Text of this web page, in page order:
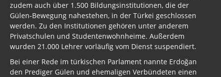
zudem auch über 1.500 Bildungsinstitutionen, die der
Gülen-Bewegung nahestehen, in der Türkei geschlossen
werden. Zu den Institutionen gehören unter anderem
Privatschulen und Studentenwohnheime. Außerdem
wurden 21.000 Lehrer vorläufig vom Dienst suspendiert.
Bei einer Rede im türkischen Parlament nannte Erdoğan
den Prediger Gülen und ehemaligen Verbündeten einen